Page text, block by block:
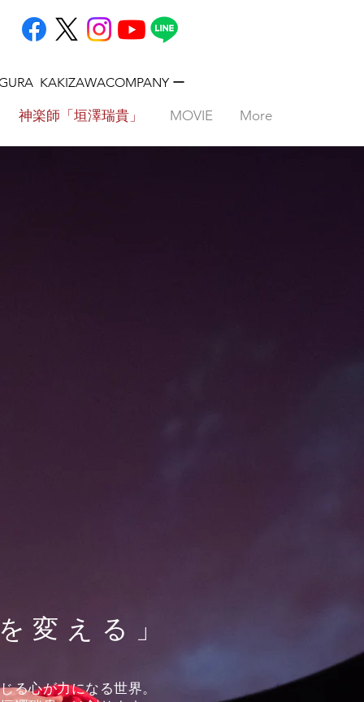
KAKIZAWACOMPANY ー
神楽師「垣澤瑞貴」 MOVIE More
変える」
る心が力になる世界。